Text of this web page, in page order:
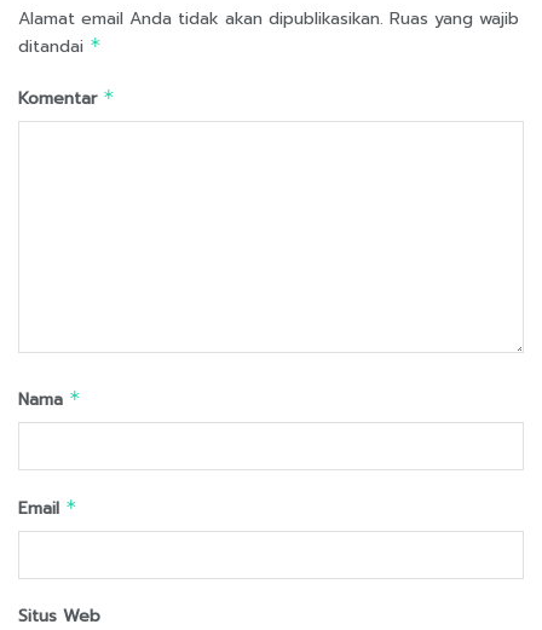
Alamat email Anda tidak akan dipublikasikan. Ruas yang wajib
ditandai *
Komentar *
Nama *
Email *
Situs Web